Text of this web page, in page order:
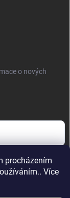
procházením
Více
o nových
osobních údajů